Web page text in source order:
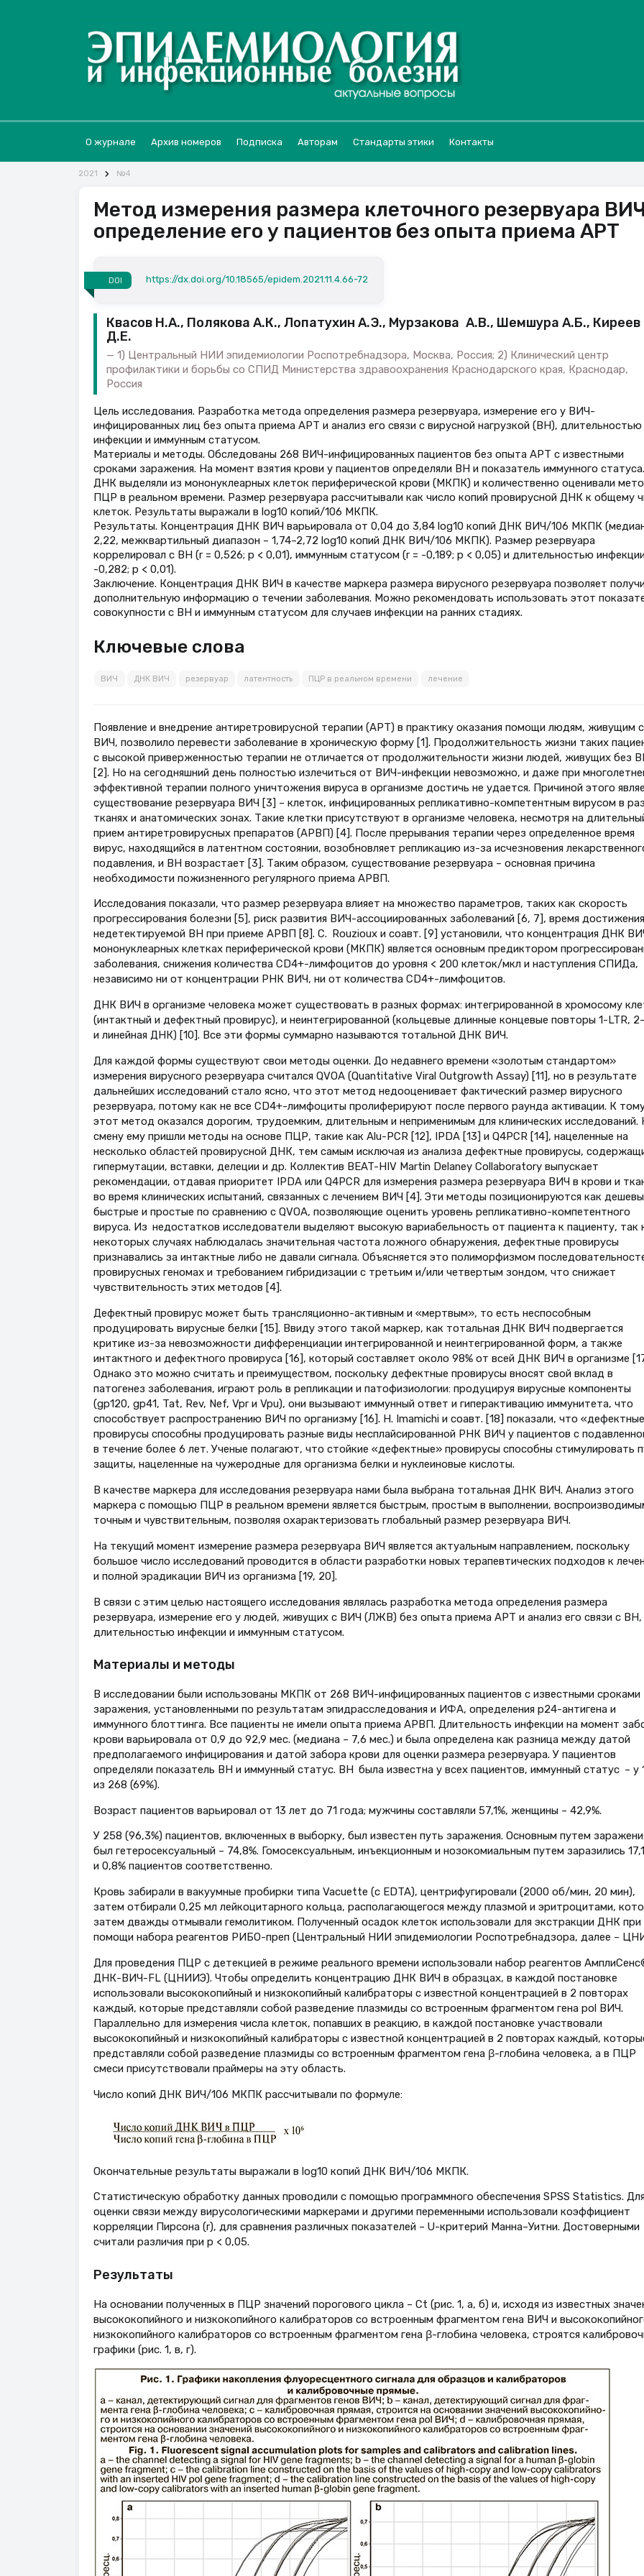
О журнале Архив номеров Подписка Авторам Стандарты этики Контакты
2021 №4
Метод измерения размера клеточного резервуара
определение его у пациентов без опыта приема АРТ
DOI https://dx.doi.org/10.18565/epidem.2021.11.4.66-72
Квасов Н.А., Полякова А.К., Лопатухин А.Э., Мурзакова А.В., Шемшура А.Б., Киреев
Д.Е.
1) Центральный НИИ эпидемиологии Роспотребнадзора, Москва, Россия; 2) Клинический центр
профилактики и борьбы со СПИД Министерства здравоохранения Краснодарского края, Краснодар,
Россия
Цель исследования. Разработка метода определения размера резервуара, измерение его у ВИЧ-
инфицированных лиц без опыта приема АРТ и анализ его связи с вирусной нагрузкой (ВН), длительностью
инфекции и иммунным статусом.
Материалы и методы. Обследованы 268 ВИЧ-инфицированных пациентов без опыта АРТ с известными
сроками заражения. На момент взятия крови у пациентов определяли ВН и показатель иммунного статуса.
ДНК выделяли из мононуклеарных клеток периферической крови (МКПК) и количественно оценивали
ПЦР в реальном времени. Размер резервуара рассчитывали как число копий провирусной ДНК к общему
клеток. Результаты выражали в log10 копий/106 МКПК.
Результаты. Концентрация ДНК ВИЧ варьировала от 0,04 до 3,84 log10 копий ДНК ВИЧ/106 МКПК
2,22, межквартильный диапазон – 1,74–2,72 log10 копий ДНК ВИЧ/106 МКПК). Размер резервуара
коррелировал с ВН (r = 0,526; p < 0,01), иммунным статусом (r = -0,189; p < 0,05) и длительностью
-0,282; p < 0,01).
Заключение. Концентрация ДНК ВИЧ в качестве маркера размера вирусного резервуара позволяет
дополнительную информацию о течении заболевания. Можно рекомендовать использовать этот
совокупности с ВН и иммунным статусом для случаев инфекции на ранних стадиях.
Ключевые слова
ВИЧ ДНК ВИЧ резервуар латентность ПЦР в реальном времени лечение
Появление и внедрение антиретровирусной терапии (АРТ) в практику оказания помощи людям, живущим с
ВИЧ, позволило перевести заболевание в хроническую форму [1]. Продолжительность жизни таких
с высокой приверженностью терапии не отличается от продолжительности жизни людей, живущих без
[2]. Но на сегодняшний день полностью излечиться от ВИЧ-инфекции невозможно, и даже при
эффективной терапии полного уничтожения вируса в организме достичь не удается. Причиной этого
существование резервуара ВИЧ [3] – клеток, инфицированных репликативно-компетентным вирусом в
тканях и анатомических зонах. Такие клетки присутствуют в организме человека, несмотря на
прием антиретровирусных препаратов (АРВП) [4]. После прерывания терапии через определенное время
вирус, находящийся в латентном состоянии, возобновляет репликацию из-за исчезновения
подавления, и ВН возрастает [3]. Таким образом, существование резервуара – основная причина
необходимости пожизненного регулярного приема АРВП.
Исследования показали, что размер резервуара влияет на множество параметров, таких как скорость
прогрессирования болезни [5], риск развития ВИЧ-ассоциированных заболеваний [6, 7], время достижения
недетектируемой ВН при приеме АРВП [8]. С. Rouzioux и соавт. [9] установили, что концентрация ДНК
мононуклеарных клетках периферической крови (МКПК) является основным предиктором
заболевания, снижения количества CD4+-лимфоцитов до уровня < 200 клеток/мкл и наступления СПИДа,
независимо ни от концентрации РНК ВИЧ, ни от количества CD4+-лимфоцитов.
ДНК ВИЧ в организме человека может существовать в разных формах: интегрированной в хромосому
(интактный и дефектный провирус), и неинтегрированной (кольцевые длинные концевые повторы 1-LTR,
и линейная ДНК) [10]. Все эти формы суммарно называются тотальной ДНК ВИЧ.
Для каждой формы существуют свои методы оценки. До недавнего времени «золотым стандартом»
измерения вирусного резервуара считался QVOA (Quantitative Viral Outgrowth Assay) [11], но в результате
дальнейших исследований стало ясно, что этот метод недооценивает фактический размер вирусного
резервуара, потому как не все CD4+-лимфоциты пролиферируют после первого раунда активации. К
этот метод оказался дорогим, трудоемким, длительным и неприменимым для клинических исследований.
смену ему пришли методы на основе ПЦР, такие как Alu-PCR [12], IPDA [13] и Q4PCR [14], нацеленные на
несколько областей провирусной ДНК, тем самым исключая из анализа дефектные провирусы,
гипермутации, вставки, делеции и др. Коллектив BEAT-HIV Martin Delaney Collaboratory выпускает
рекомендации, отдавая приоритет IPDA или Q4PCR для измерения размера резервуара ВИЧ в крови и
во время клинических испытаний, связанных с лечением ВИЧ [4]. Эти методы позиционируются как
быстрые и простые по сравнению с QVOA, позволяющие оценить уровень репликативно-компетентного
вируса. Из недостатков исследователи выделяют высокую вариабельность от пациента к пациенту, так
некоторых случаях наблюдалась значительная частота ложного обнаружения, дефектные провирусы
признавались за интактные либо не давали сигнала. Объясняется это полиморфизмом
провирусных геномах и требованием гибридизации с третьим и/или четвертым зондом, что снижает
чувствительность этих методов [4].
Дефектный провирус может быть трансляционно-активным и «мертвым», то есть неспособным
продуцировать вирусные белки [15]. Ввиду этого такой маркер, как тотальная ДНК ВИЧ подвергается
критике из-за невозможности дифференциации интегрированной и неинтегрированной форм, а также
интактного и дефектного провируса [16], который составляет около 98% от всей ДНК ВИЧ в организме
Однако это можно считать и преимуществом, поскольку дефектные провирусы вносят свой вклад в
патогенез заболевания, играют роль в репликации и патофизиологии: продуцируя вирусные компоненты
(gp120, gp41, Tat, Rev, Nef, Vpr и Vpu), они вызывают иммунный ответ и гиперактивацию иммунитета, что
способствует распространению ВИЧ по организму [16]. H. Imamichi и соавт. [18] показали, что
провирусы способны продуцировать разные виды несплайсированной РНК ВИЧ у пациентов с
в течение более 6 лет. Ученые полагают, что стойкие «дефектные» провирусы способны стимулировать
защиты, нацеленные на чужеродные для организма белки и нуклеиновые кислоты.
В качестве маркера для исследования резервуара нами была выбрана тотальная ДНК ВИЧ. Анализ этого
маркера с помощью ПЦР в реальном времени является быстрым, простым в выполнении,
точным и чувствительным, позволяя охарактеризовать глобальный размер резервуара ВИЧ.
На текущий момент измерение размера резервуара ВИЧ является актуальным направлением, поскольку
большое число исследований проводится в области разработки новых терапевтических подходов к
и полной эрадикации ВИЧ из организма [19, 20].
В связи с этим целью настоящего исследования являлась разработка метода определения размера
резервуара, измерение его у людей, живущих с ВИЧ (ЛЖВ) без опыта приема АРТ и анализ его связи с ВН,
длительностью инфекции и иммунным статусом.
Материалы и методы
В исследовании были использованы МКПК от 268 ВИЧ-инфицированных пациентов с известными сроками
заражения, установленными по результатам эпид­расследования и ИФА, определения p24-антигена и
иммунного блоттинга. Все пациенты не имели опыта приема АРВП. Длительность инфекции на момент
крови варьировала от 0,9 до 92,9 мес. (медиана – 7,6 мес.) и была определена как разница между датой
предполагаемого инфицирования и датой забора крови для оценки размера резервуара. У пациентов
определяли показатель ВН и иммунный статус. ВН была известна у всех пациентов, иммунный статус – у
из 268 (69%).
Возраст пациентов варьировал от 13 лет до 71 года; мужчины составляли 57,1%, женщины – 42,9%.
У 258 (96,3%) пациентов, включенных в выборку, был известен путь заражения. Основным путем
был гетеросексуальный – 74,8%. Гомосексуальным, инъекционным и нозокомиальным путем заразились
и 0,8% пациентов соответственно.
Кровь забирали в вакуумные пробирки типа Vacuette (с EDTA), центрифугировали (2000 об/мин, 20 мин),
затем отбирали 0,25 мл лейкоцитарного кольца, располагающегося между плазмой и эритроцитами,
затем дважды отмывали гемолитиком. Полученный осадок клеток использовали для экстракции ДНК при
помощи набора реагентов РИБО-преп (Центральный НИИ эпидемиологии Роспотребнадзора, далее –
Для проведения ПЦР с детекцией в режиме реального времени использовали набор реагентов
ДНК-ВИЧ-FL (ЦНИИЭ). Чтобы определить концентрацию ДНК ВИЧ в образцах, в каждой постановке
использовали высококопийный и низкокопийный калибраторы с известной концентрацией в 2 повторах
каждый, которые представляли собой разведение плазмиды со встроенным фрагментом гена pol ВИЧ.
Параллельно для измерения числа клеток, попавших в реакцию, в каждой постановке участвовали
высококопийный и низкокопийный калибраторы с известной концентрацией в 2 повторах каждый,
представляли собой разведение плазмиды со встроенным фрагментом гена β-глобина человека, а в ПЦР
смеси присутствовали праймеры на эту область.
Число копий ДНК ВИЧ/106 МКПК рассчитывали по формуле:
Окончательные результаты выражали в log10 копий ДНК ВИЧ/106 МКПК.
Статистическую обработку данных проводили с помощью программного обеспечения SPSS Statistics.
оценки связи между вирусологическими маркерами и другими переменными использовали коэффициент
корреляции Пирсона (r), для сравнения различных показателей – U-критерий Манна–Уитни. Достоверными
считали различия при p < 0,05.
Результаты
На основании полученных в ПЦР значений порогового цикла – Ct (рис. 1, а, б) и, исходя из известных
высококопийного и низкокопийного калибраторов со встроенным фрагментом гена ВИЧ и
низкокопийного калибраторов со встроенным фрагментом гена β-глобина человека, строятся
графики (рис. 1, в, г).